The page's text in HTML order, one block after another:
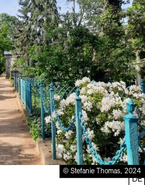
© Stefanie Thomas, 2024
DE